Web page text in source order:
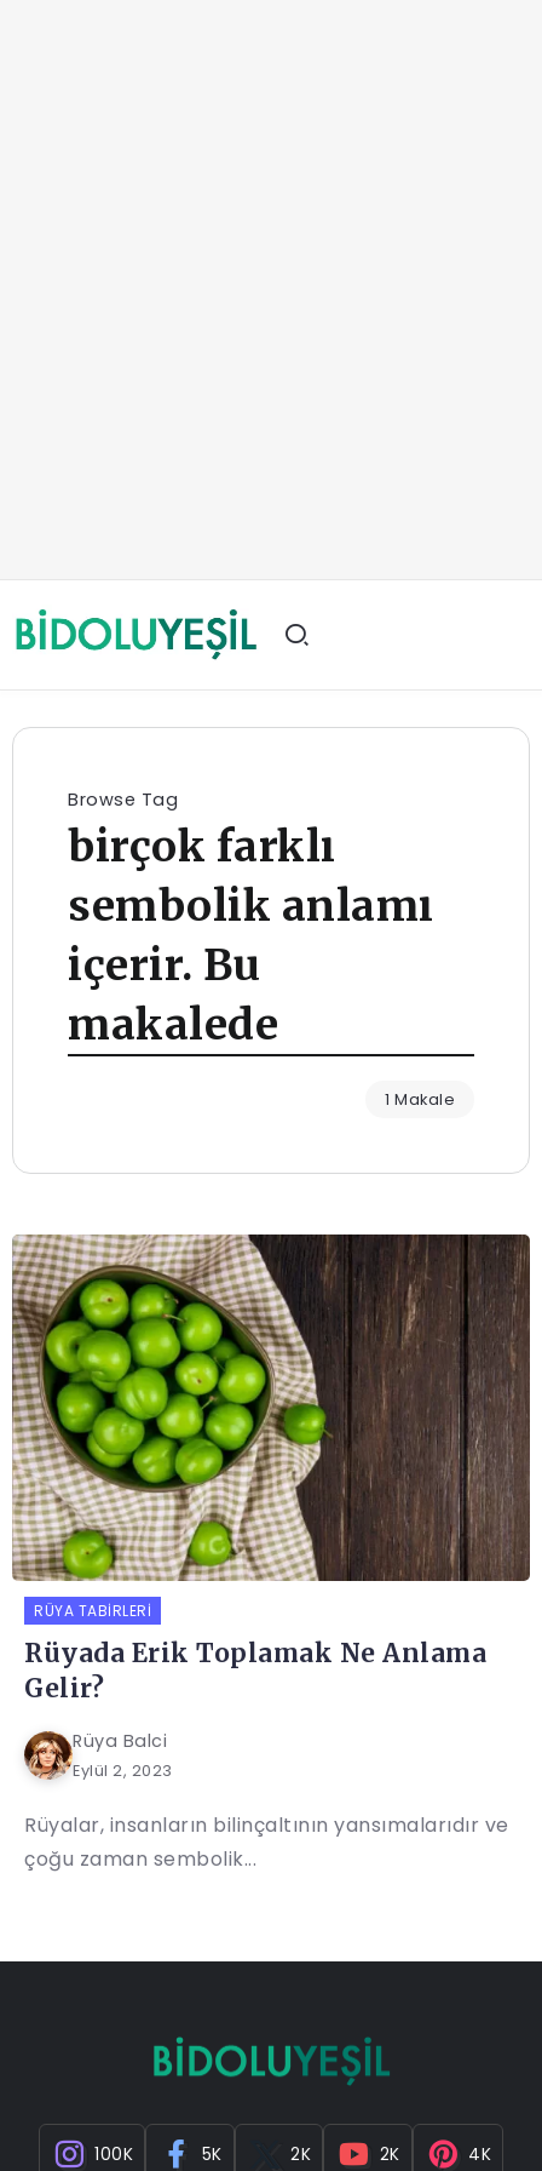
Browse Tag
birçok farklı
sembolik anlamı
içerir. Bu
makalede
1 Makale
RÜYA TABIRLERI
Rüyada Erik Toplamak Ne Anlama
Gelir?
Rüya Balci
Eylül 2, 2023
Rüyalar, insanların bilinçaltının yansımalarıdır ve
çoğu zaman sembolik...
100K 5K 2K 2K 4K